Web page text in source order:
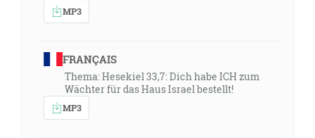
MP3
FRANÇAIS
Thema: Hesekiel 33,7: Dich habe ICH zum
Wächter für das Haus Israel bestellt!
MP3